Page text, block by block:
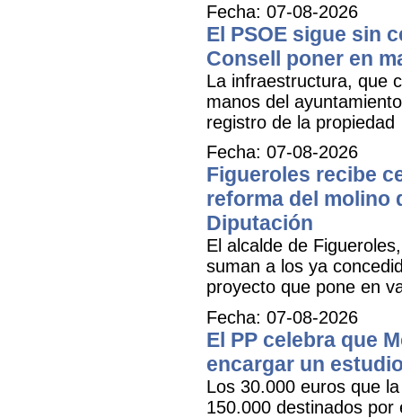
Fecha: 07-08-2026
El PSOE sigue sin
Consell poner en
La infraestructura, que
manos del
registro de la propiedad
Fecha: 07-08-2026
Figueroles recibe
reforma del molino
Diputación
El alcalde de
suman a los ya
proyecto que pone en
Fecha: 07-08-2026
El PP celebra que
encargar un
Los 30.000 euros que
150.000 destinados